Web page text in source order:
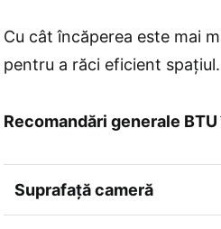
Cu cât încăperea este mai
pentru a răci eficient spațiul.
Recomandări generale
Suprafață cameră